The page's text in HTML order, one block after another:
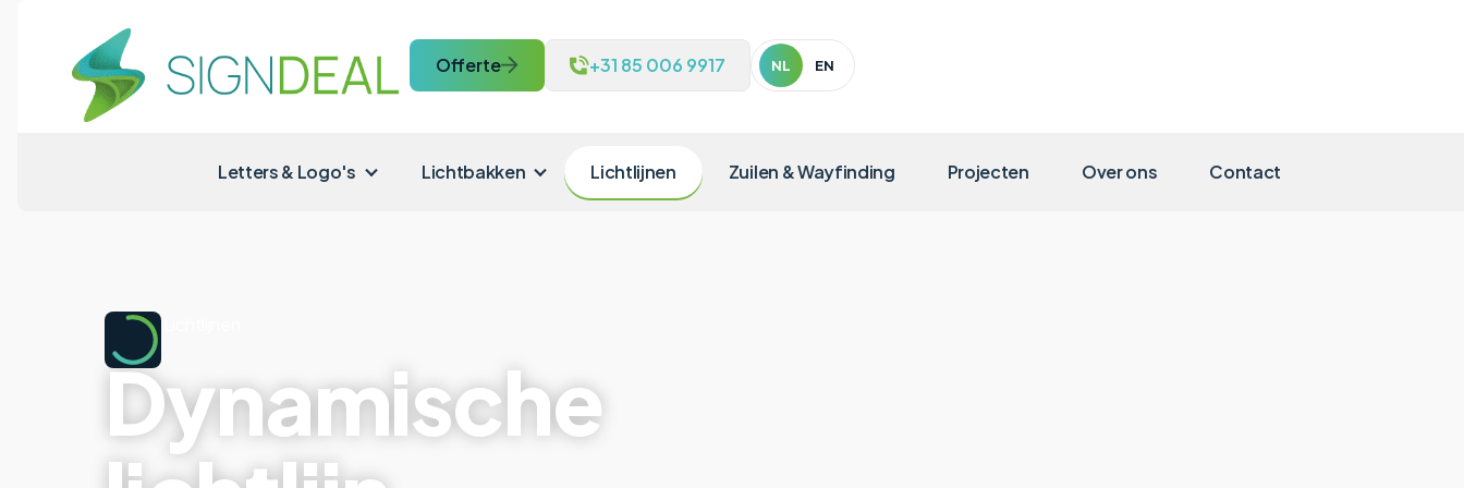
Offerte +31 85 006 9917 NL EN
Letters & Logo's Lichtbakken Lichtlijnen Zuilen & Wayfinding Projecten Over ons Contact
Home|
Dynamische